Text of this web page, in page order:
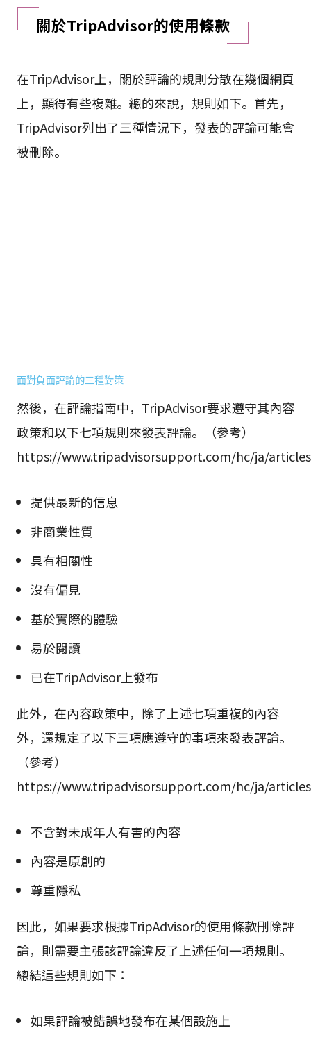
關於TripAdvisor的使用條款
在TripAdvisor上，關於評論的規則分散在幾個網頁
上，顯得有些複雜。總的來說，規則如下。首先，
TripAdvisor列出了三種情況下，發表的評論可能會
被刪除。
面對負面評論的三種對策
然後，在評論指南中，TripAdvisor要求遵守其內容
政策和以下七項規則來發表評論。（參考）
https://www.tripadvisorsupport.com/hc/ja/
提供最新的信息
非商業性質
具有相關性
沒有偏見
基於實際的體驗
易於閱讀
已在TripAdvisor上發布
此外，在內容政策中，除了上述七項重複的內容
外，還規定了以下三項應遵守的事項來發表評論。
（參考）
https://www.tripadvisorsupport.com/hc/ja/
不含對未成年人有害的內容
內容是原創的
尊重隱私
因此，如果要求根據TripAdvisor的使用條款刪除評
論，則需要主張該評論違反了上述任何一項規則。
總結這些規則如下：
如果評論被錯誤地發布在某個設施上